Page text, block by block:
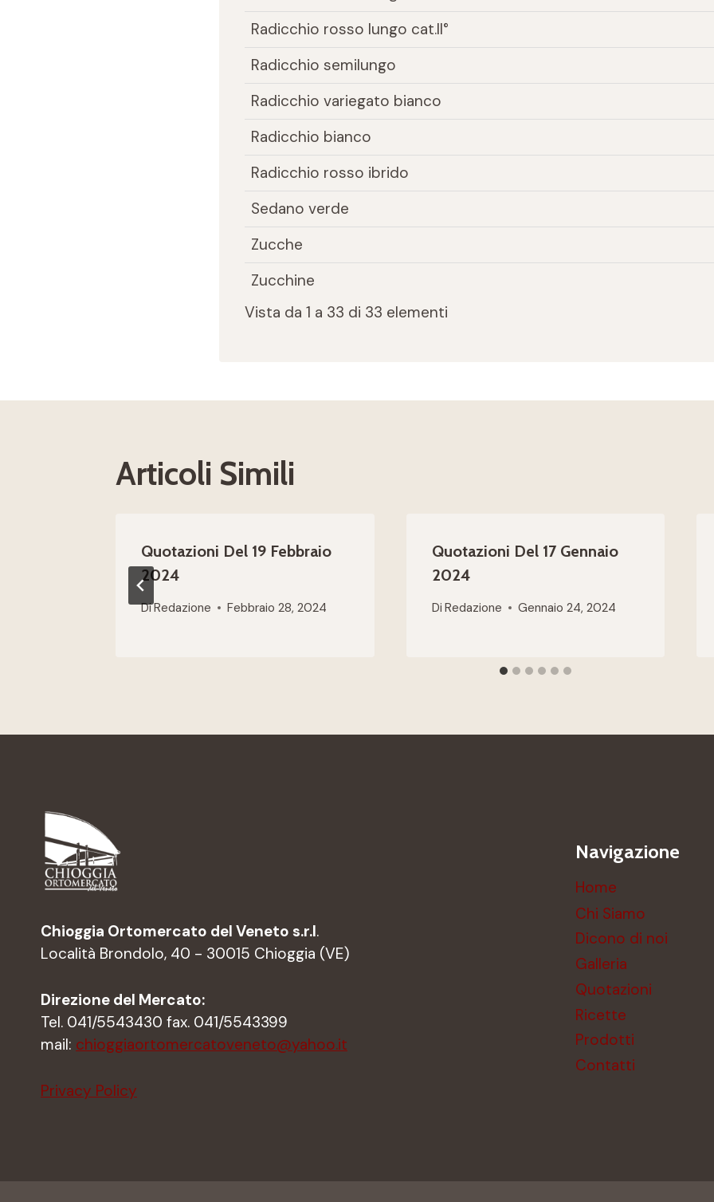
Radicchio rosso lungo cat.II°
Radicchio semilungo
Radicchio variegato bianco
Radicchio bianco
Radicchio rosso ibrido
Sedano verde
Zucche
Zucchine
Vista da 1 a 33 di 33 elementi
Articoli Simili
Quotazioni Del 19 Febbraio
2024
DiRedazione Febbraio 28, 2024
Quotazioni Del 17 Gennaio
2024
Di Redazione Gennaio 24, 2024
Chioggia Ortomercato del Veneto s.r.l.
Località Brondolo, 40 - 30015 Chioggia (VE)
Direzione del Mercato:
Tel. 041/5543430 fax. 041/5543399
mail: chioggiaortomercatoveneto@yahoo.it
Privacy Policy
Navigazione
Home
Chi Siamo
Dicono di noi
Galleria
Quotazioni
Ricette
Prodotti
Contatti